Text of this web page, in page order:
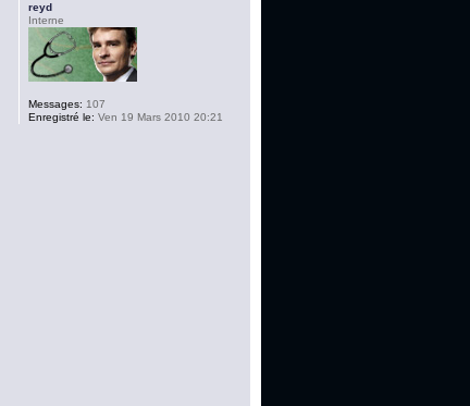
reyd
Interne
Messages: 107
Enregistré le: Ven 19 Mars 2010 20:21